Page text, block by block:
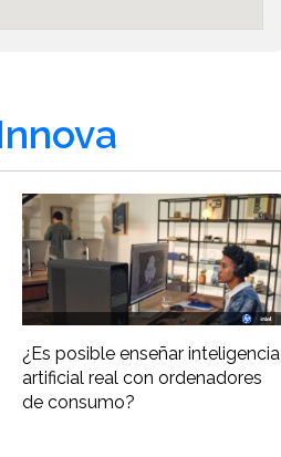
¿Es posible enseñar inteligencia
artificial real con ordenadores
de consumo?